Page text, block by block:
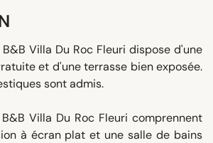
Villa Du Roc Fleuri dispose d'une
et d'une terrasse bien exposée.
sont admis.
Villa Du Roc Fleuri comprennent
à écran plat et une salle de bains